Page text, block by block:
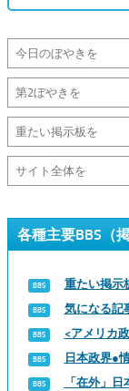
各種主要BBS（
重たい掲示
気になる記
<アメリカ
日本政界●
「在外」